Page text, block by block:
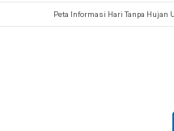
Peta Informasi Hari Tanpa Hujan